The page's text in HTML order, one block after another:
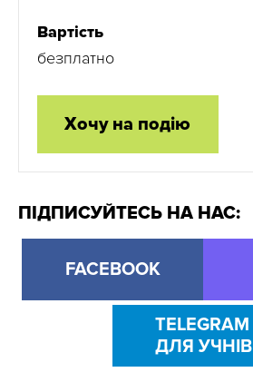
Вартість
безплатно
Хочу на подію
ПІДПИСУЙТЕСЬ НА НАС:
FACEBOOK
TELEGRAM
ДЛЯ УЧНІВ